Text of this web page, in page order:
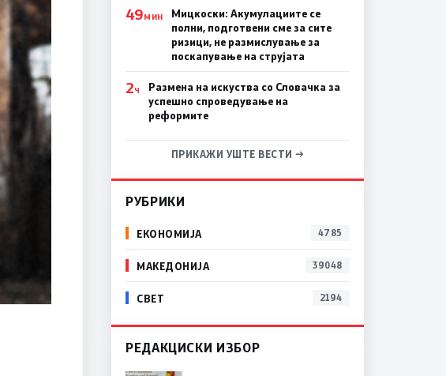
49МИН
Мицкоски: Акумулациите се
полни, подготвени сме за сите
ризици, не размислување за
поскапување на струјата
2Ч
Размена на искуства со Словачка за
успешно спроведување на
реформите
ПРИКАЖИ УШТЕ ВЕСТИ →
РУБРИКИ
ЕКОНОМИЈА 4785
МАКЕДОНИЈА 39048
СВЕТ 2194
РЕДАКЦИСКИ ИЗБОР